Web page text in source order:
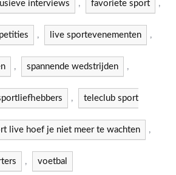
interviews , favoriete sport ,
, live sportevenementen ,
, spannende wedstrijden ,
, teleclub sport
live hoef je niet meer te wachten ,
, voetbal